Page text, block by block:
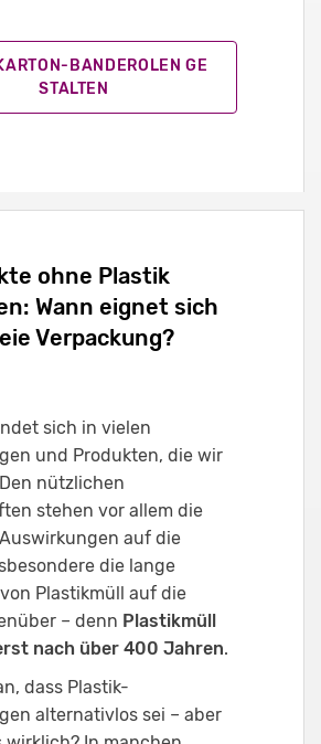
BANDEROLEN GE
STALTEN
ohne Plastik
Wann eignet sich
Verpackung?
sich in vielen
und Produkten, die wir
nützlichen
stehen vor allem die
auf die
die lange
Plastikmüll auf die
– denn Plastikmüll
nach über 400 Jahren.
dass Plastik-
alternativlos sei – aber